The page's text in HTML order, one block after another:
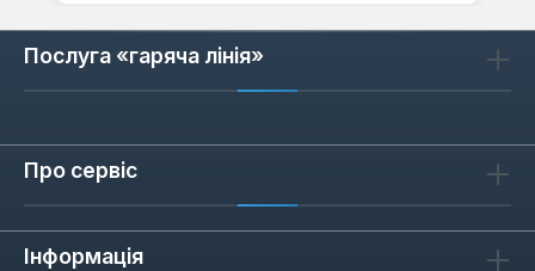
Послуга «гаряча лінія»
Про сервіс
Інформація